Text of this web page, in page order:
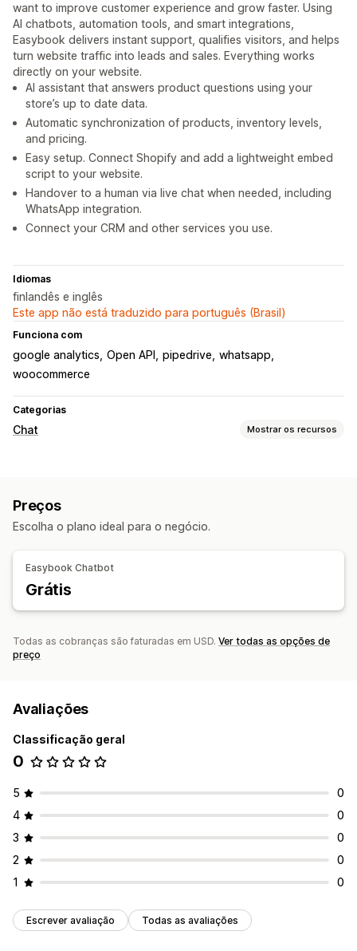
want to improve customer experience and grow faster. Using
AI chatbots, automation tools, and smart integrations,
Easybook delivers instant support, qualifies visitors, and helps
turn website traffic into leads and sales. Everything works
directly on your website.
AI assistant that answers product questions using your
store’s up to date data.
Automatic synchronization of products, inventory levels,
and pricing.
Easy setup. Connect Shopify and add a lightweight embed
script to your website.
Handover to a human via live chat when needed, including
WhatsApp integration.
Connect your CRM and other services you use.
Idiomas
finlandês e inglês
Este app não está traduzido para português (Brasil)
Funciona com
google analytics Open API pipedrive whatsapp
woocommerce
Categorias
Chat Mostrar os recursos
Análise do agente
Respostas rápidas
Personalização
Mensagens de boas-vindas
Preços
Escolha o plano ideal para o negócio.
Easybook Chatbot
Grátis
Todas as cobranças são faturadas em USD. Ver todas as opções de
preço
Avaliações
Classificação geral
0
5
0
4
0
3
0
2
0
1
0
Escrever avaliação Todas as avaliações